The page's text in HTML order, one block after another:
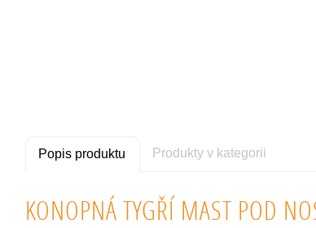
Popis produktu Produkty v kategorii
KONOPNÁ TYGŘÍ MAST POD